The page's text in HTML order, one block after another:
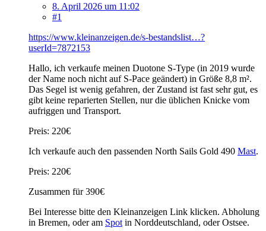
8. April 2026 um 11:02
#1
https://www.kleinanzeigen.de/s-bestandslist…?
userId=7872153
Hallo, ich verkaufe meinen Duotone S-Type (in 2019 wurde
der Name noch nicht auf S-Pace geändert) in Größe 8,8 m².
Das Segel ist wenig gefahren, der Zustand ist fast sehr gut, es
gibt keine reparierten Stellen, nur die üblichen Knicke vom
aufriggen und Transport.
Preis: 220€
Ich verkaufe auch den passenden North Sails Gold 490 Mast.
Preis: 220€
Zusammen für 390€
Bei Interesse bitte den Kleinanzeigen Link klicken. Abholung
in Bremen, oder am Spot in Norddeutschland, oder Ostsee.